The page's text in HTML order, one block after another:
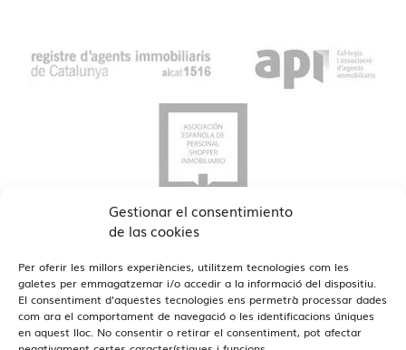
Gestionar el consentimiento
de las cookies
Per oferir les millors experiències, utilitzem tecnologies com les
galetes per emmagatzemar i/o accedir a la informació del dispositiu.
El consentiment d'aquestes tecnologies ens permetrà processar dades
com ara el comportament de navegació o les identificacions úniques
en aquest lloc. No consentir o retirar el consentiment, pot afectar
Estamos en Barcelona y Reus Veure Oficines